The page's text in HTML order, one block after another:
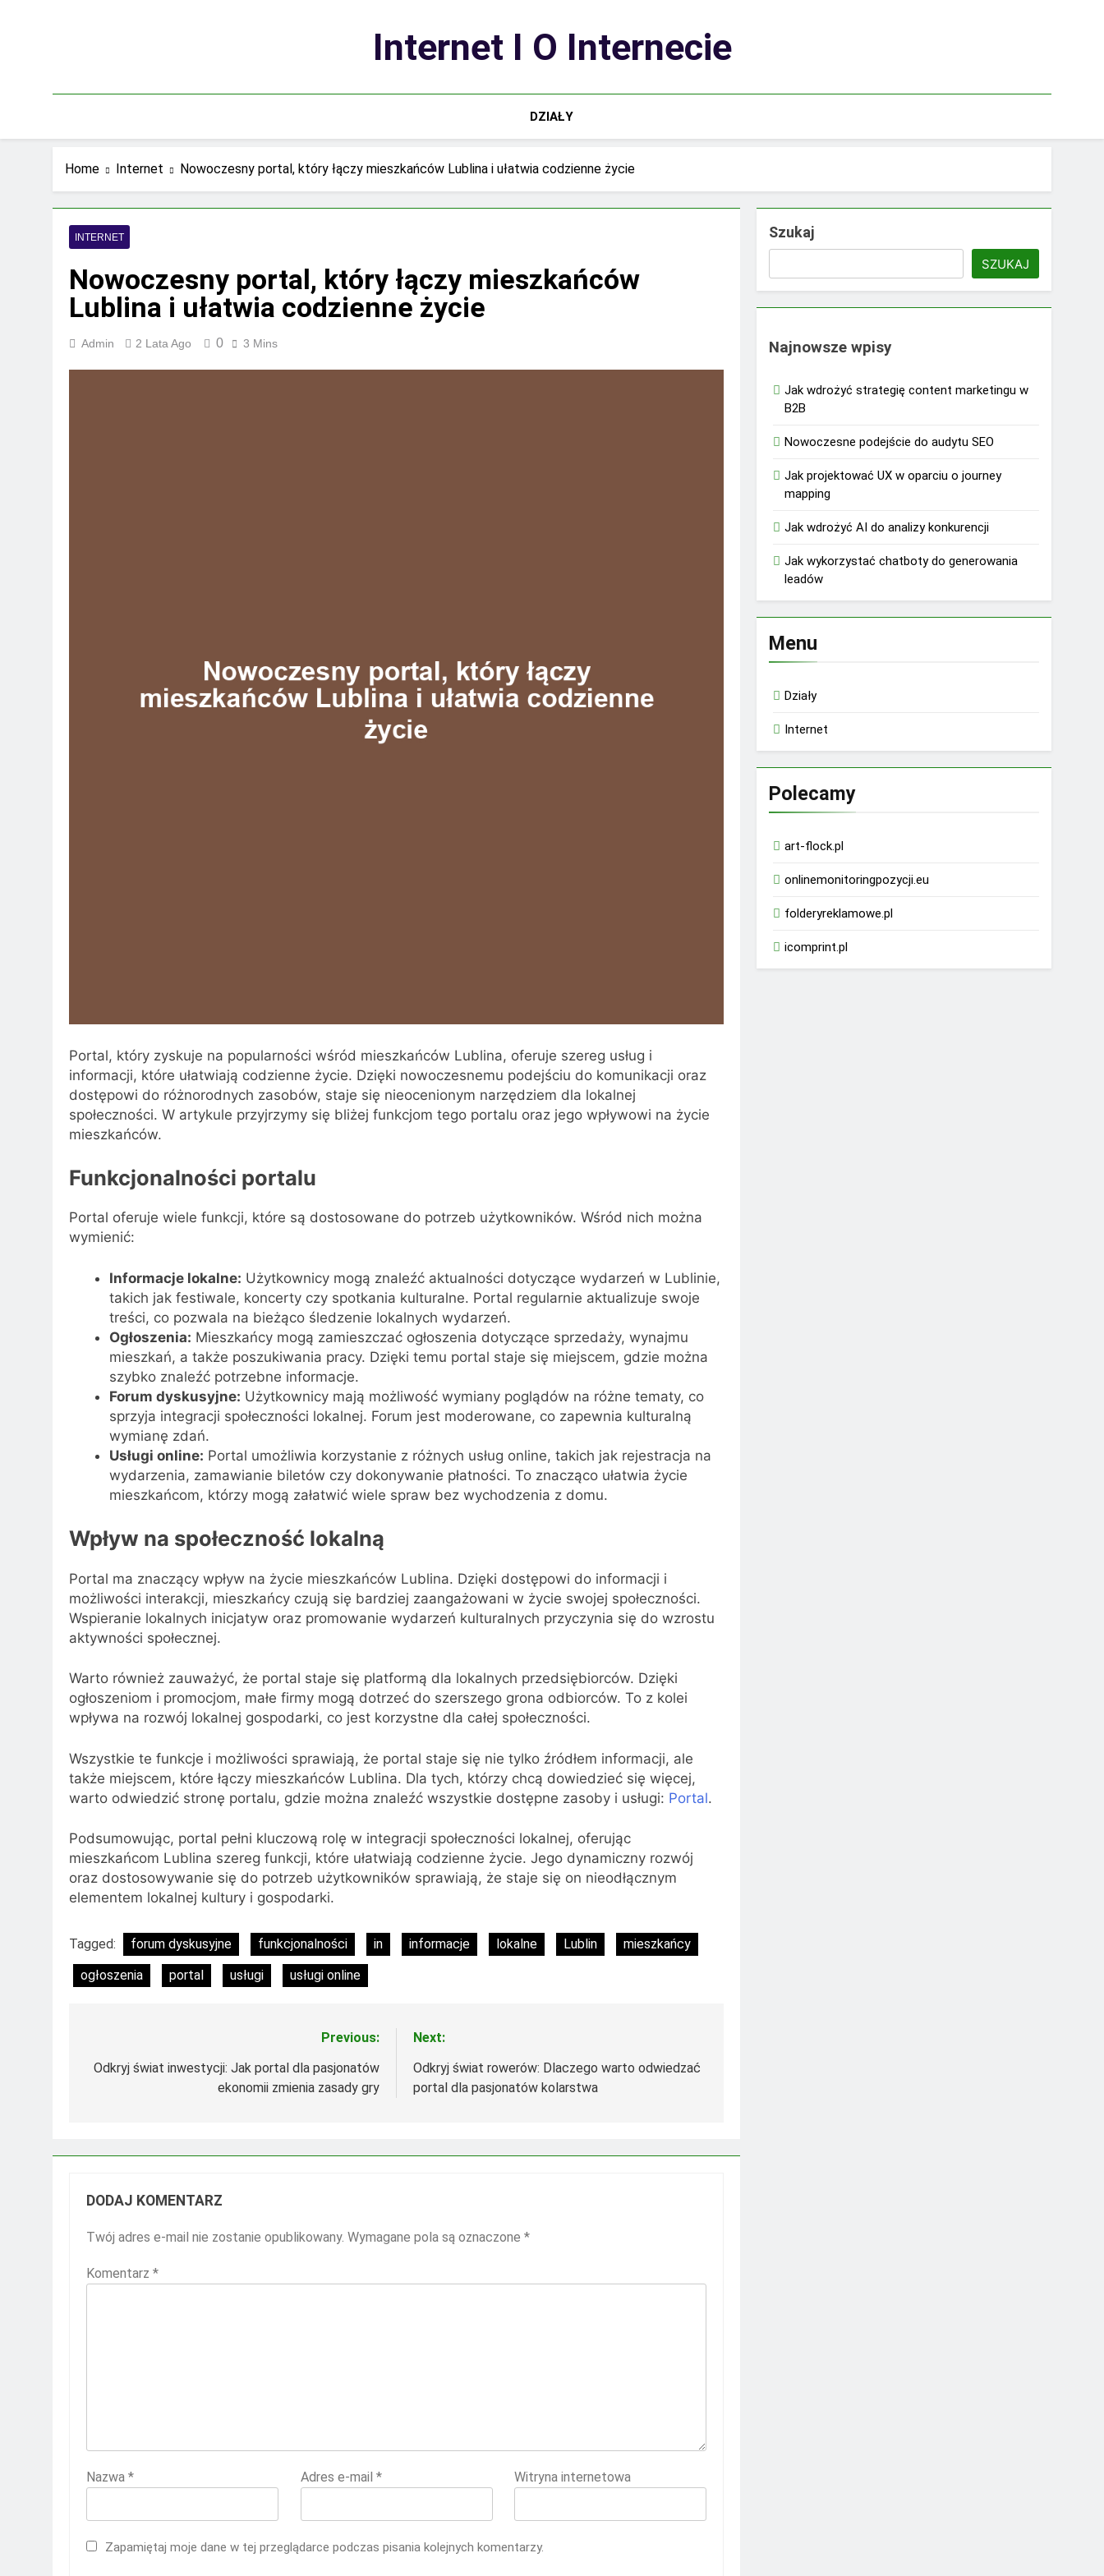
Internet I O Internecie
DZIAŁY
Home Internet Nowoczesny portal, który łączy mieszkańców Lublina i ułatwia codzienne życie
INTERNET
Nowoczesny portal, który łączy mieszkańców
Lublina i ułatwia codzienne życie
Admin 2 Lata Ago 0 3 Mins
Portal, który zyskuje na popularności wśród mieszkańców Lublina, oferuje szereg usług i
informacji, które ułatwiają codzienne życie. Dzięki nowoczesnemu podejściu do komunikacji oraz
dostępowi do różnorodnych zasobów, staje się nieocenionym narzędziem dla lokalnej
społeczności. W artykule przyjrzymy się bliżej funkcjom tego portalu oraz jego wpływowi na życie
mieszkańców.
Funkcjonalności portalu
Portal oferuje wiele funkcji, które są dostosowane do potrzeb użytkowników. Wśród nich można
wymienić:
Informacje lokalne: Użytkownicy mogą znaleźć aktualności dotyczące wydarzeń w Lublinie,
takich jak festiwale, koncerty czy spotkania kulturalne. Portal regularnie aktualizuje swoje
treści, co pozwala na bieżąco śledzenie lokalnych wydarzeń.
Ogłoszenia: Mieszkańcy mogą zamieszczać ogłoszenia dotyczące sprzedaży, wynajmu
mieszkań, a także poszukiwania pracy. Dzięki temu portal staje się miejscem, gdzie można
szybko znaleźć potrzebne informacje.
Forum dyskusyjne: Użytkownicy mają możliwość wymiany poglądów na różne tematy, co
sprzyja integracji społeczności lokalnej. Forum jest moderowane, co zapewnia kulturalną
wymianę zdań.
Usługi online: Portal umożliwia korzystanie z różnych usług online, takich jak rejestracja na
wydarzenia, zamawianie biletów czy dokonywanie płatności. To znacząco ułatwia życie
mieszkańcom, którzy mogą załatwić wiele spraw bez wychodzenia z domu.
Wpływ na społeczność lokalną
Portal ma znaczący wpływ na życie mieszkańców Lublina. Dzięki dostępowi do informacji i
możliwości interakcji, mieszkańcy czują się bardziej zaangażowani w życie swojej społeczności.
Wspieranie lokalnych inicjatyw oraz promowanie wydarzeń kulturalnych przyczynia się do wzrostu
aktywności społecznej.
Warto również zauważyć, że portal staje się platformą dla lokalnych przedsiębiorców. Dzięki
ogłoszeniom i promocjom, małe firmy mogą dotrzeć do szerszego grona odbiorców. To z kolei
wpływa na rozwój lokalnej gospodarki, co jest korzystne dla całej społeczności.
Wszystkie te funkcje i możliwości sprawiają, że portal staje się nie tylko źródłem informacji, ale
także miejscem, które łączy mieszkańców Lublina. Dla tych, którzy chcą dowiedzieć się więcej,
warto odwiedzić stronę portalu, gdzie można znaleźć wszystkie dostępne zasoby i usługi: Portal.
Podsumowując, portal pełni kluczową rolę w integracji społeczności lokalnej, oferując
mieszkańcom Lublina szereg funkcji, które ułatwiają codzienne życie. Jego dynamiczny rozwój
oraz dostosowywanie się do potrzeb użytkowników sprawiają, że staje się on nieodłącznym
elementem lokalnej kultury i gospodarki.
Tagged: forum dyskusyjne funkcjonalności in informacje lokalne Lublin
mieszkańcy
ogłoszenia
portal usługi usługi online
wpisu
Previous:
Odkryj świat inwestycji: Jak portal dla pasjonatów
ekonomii zmienia zasady gry
Next:
Odkryj świat rowerów: Dlaczego warto odwiedzać
portal dla pasjonatów kolarstwa
DODAJ KOMENTARZ
Twój adres e-mail nie zostanie opublikowany. Wymagane pola są oznaczone *
Komentarz *
Nazwa * Adres e-mail * Witryna internetowa
Zapamiętaj moje dane w tej przeglądarce podczas pisania kolejnych komentarzy.
Szukaj
SZUKAJ
Najnowsze wpisy
Jak wdrożyć strategię content marketingu w
B2B
Nowoczesne podejście do audytu SEO
Jak projektować UX w oparciu o journey
mapping
Jak wdrożyć AI do analizy konkurencji
Jak wykorzystać chatboty do generowania
leadów
Menu
Działy
Internet
Polecamy
art-flock.pl
onlinemonitoringpozycji.eu
folderyreklamowe.pl
icomprint.pl